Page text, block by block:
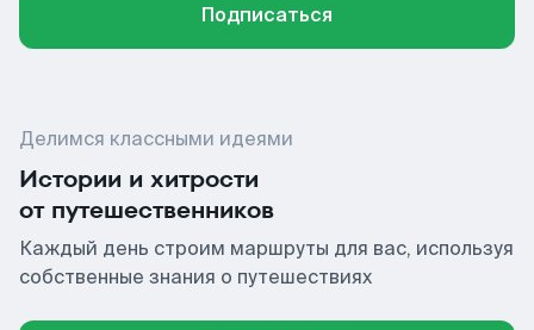
Подписаться
Делимся классными идеями
Истории и хитрости
от путешественников
Каждый день строим маршруты для вас, используя
собственные знания о путешествиях